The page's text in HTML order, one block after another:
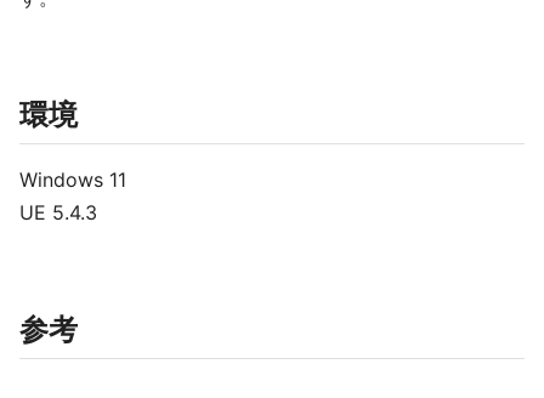
環境
Windows 11
UE 5.4.3
参考